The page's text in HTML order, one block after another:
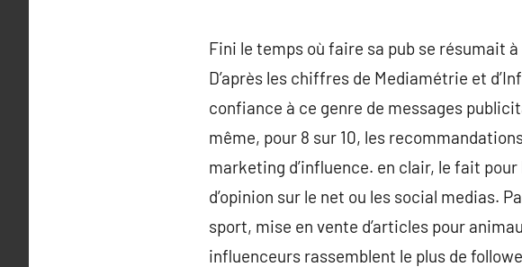
Fini le temps où faire sa pub se résumait
D’après les chiffres de Mediamétrie et
confiance à ce genre de messages
même, pour 8 sur 10, les
marketing d’influence. en clair, le fait
d’opinion sur le net ou les social medias.
sport, mise en vente d’articles pour
influenceurs rassemblent le plus de